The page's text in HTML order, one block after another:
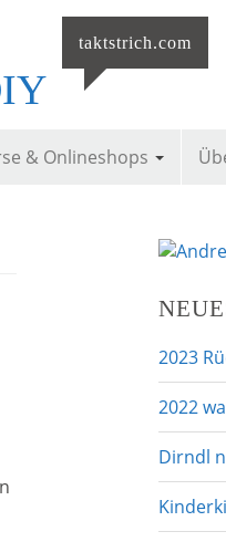
taktstrich.com
& Onlineshops
2023
2022
Dirndl